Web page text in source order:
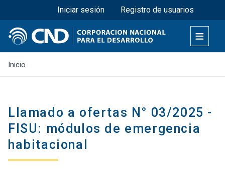
Pasar
al
contenido
principal
Menú superior
Iniciar sesión Registro de usuarios
Inicio
Llamado a ofertas N° 03/2025 -
FISU: módulos de emergencia
habitacional